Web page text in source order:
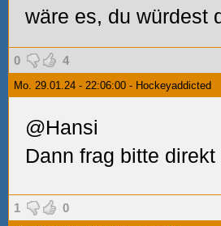
wäre es, du würdest
0 4
Mo. 29.01.24 - 22:06:00 - Hockeyaddicted
@Hansi
Dann frag bitte direkt
1 0